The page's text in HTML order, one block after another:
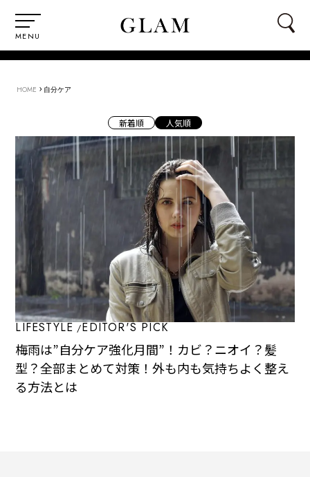
MENU
HOME › 自分ケア
新着順 人気順
LIFESTYLE EDITOR'S PICK
梅雨は”自分ケア強化月間”！カビ？ニオイ？髪
型？全部まとめて対策！外も内も気持ちよく整え
る方法とは